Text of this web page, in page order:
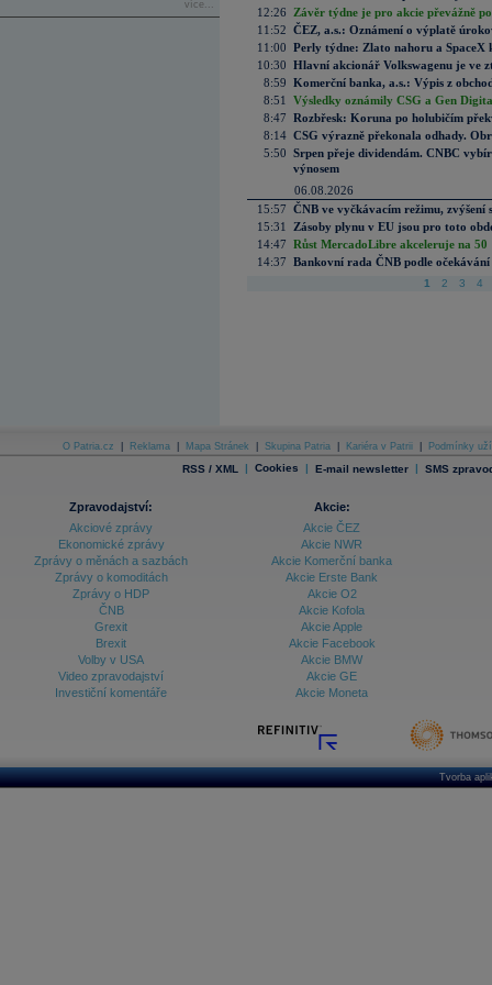
více...
12:26
Závěr týdne je pro akcie převážně
11:52 ČEZ, a.s.: Oznámení o výplatě
11:00 Perly týdne: Zlato nahoru a SpaceX
10:30 Hlavní akcionář Volkswagenu je ve
8:59 Komerční banka, a.s.: Výpis z
8:51
Výsledky oznámily CSG a Gen
8:47 Rozbřesk: Koruna po holubičím
8:14 CSG výrazně překonala odhady.
5:50 Srpen přeje dividendám. CNBC
výnosem
06.08.2026
15:57 ČNB ve vyčkávacím režimu, zvýšení
15:31
Zásoby plynu v EU jsou pro toto
14:47 Růst MercadoLibre akceleruje na
14:37 Bankovní rada ČNB podle
1 2 3 4
O Patria.cz Reklama Mapa Stránek Skupina Patria Kariéra v Patrii Podmínky
RSS / XML | Cookies | E-mail newsletter | SMS
Zpravodajství:
Akciové zprávy
Ekonomické zprávy
Zprávy o měnách a sazbách
Zprávy o komoditách
Zprávy o HDP
ČNB
Grexit
Brexit
Volby v USA
Video zpravodajství
Investiční komentáře
Akcie:
Akcie ČEZ
Akcie NWR
Akcie Komerční banka
Akcie Erste Bank
Akcie O2
Akcie Kofola
Akcie Apple
Akcie Facebook
Akcie BMW
Akcie GE
Akcie Moneta
Tvorba